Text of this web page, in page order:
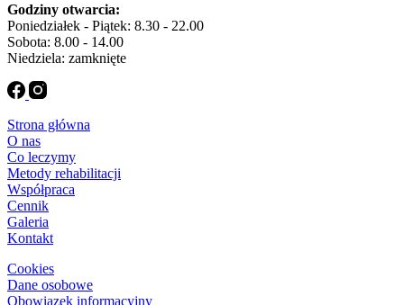
Godziny otwarcia:
Poniedziałek - Piątek: 8.30 - 22.00
Sobota: 8.00 - 14.00
Niedziela: zamknięte
Strona główna
O nas
Co leczymy
Metody rehabilitacji
Współpraca
Cennik
Galeria
Kontakt
Cookies
Dane osobowe
Obowiązek informacyjny